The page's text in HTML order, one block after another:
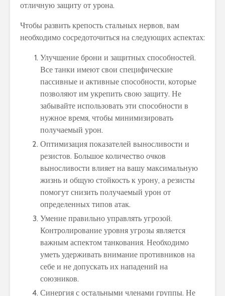
отличную защиту от урона.
Чтобы развить крепость стальных нервов, вам
необходимо сосредоточиться на следующих аспектах:
Улучшение брони и защитных способностей.
Все танки имеют свои специфические
пассивные и активные способности, которые
позволяют им укрепить свою защиту. Не
забывайте использовать эти способности в
нужное время, чтобы минимизировать
получаемый урон.
Оптимизация показателей выносливости и
резистов. Большое количество очков
выносливости влияет на вашу максимальную
жизнь и общую стойкость к урону, а резисты
помогут снизить получаемый урон от
определенных типов атак.
Умение правильно управлять угрозой.
Контролирование уровня угрозы является
важным аспектом танкования. Необходимо
уметь удерживать внимание противников на
себе и не допускать их нападений на
союзников.
Синергия с остальными членами группы. Не